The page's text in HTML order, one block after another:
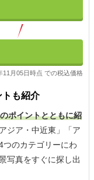
月05日時点 での税込価格
トも紹介
ポイントとともに紹
ジア・中近東」「ア
つのカテゴリーにわ
写真をすぐに探し出